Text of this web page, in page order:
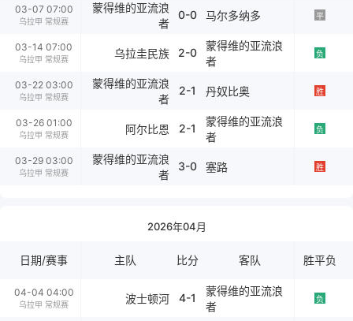
03-07 07:00
乌拉甲 常规赛
蒙得维的亚流浪
者
0-0 马尔多纳多 平
03-14 07:00
乌拉甲 常规赛 乌拉圭民族 2-0
蒙得维的亚流浪
者
负
03-22 03:00
乌拉甲 常规赛
蒙得维的亚流浪
者
2-1 丹奴比奥 胜
03-26 01:00
乌拉甲 常规赛 阿尔比恩 2-1
蒙得维的亚流浪
者
负
03-29 03:00
乌拉甲 常规赛
蒙得维的亚流浪
者
3-0 塞路 胜
2026年04月
日期/赛事 主队 比分 客队 胜平负
04-04 04:00
乌拉甲 常规赛 波士顿河 4-1
蒙得维的亚流浪
者
负